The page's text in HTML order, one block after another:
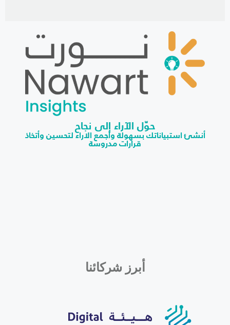
حوّل الآراء إلى نجاح
أنشئ استبياناتك بسهولة واجمع الاراء لتحسين وأتخاذ
قرارات مدروسة
أبرز شركائنا